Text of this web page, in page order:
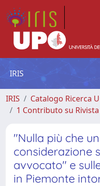
IRIS
IRIS
Catalogo Ricerca
1 Contributo su Rivista
"Nulla più che
considerazione
avvocato" e
in Piemonte